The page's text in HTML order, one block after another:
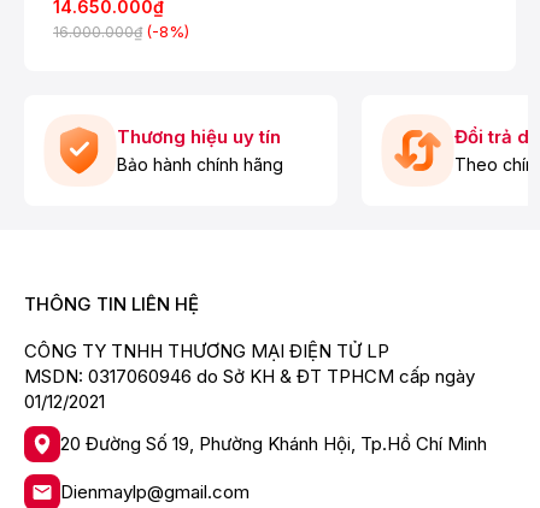
- Công nghệDolby Atmos
ứng âm thanh vòm 3D sống động, mang đến trải
động theo từng khung hình, những vật thể trong tivi
sống động, có chiều sâu như vượt ra khỏi khung hình.
14.650.000₫
16.000.000₫ (-8%)
Thương hiệu uy tín
Bảo hành chính hãng
Đổi trả
Theo
THÔNG TIN LIÊN HỆ
CÔNG TY TNHH THƯƠNG MẠI ĐIỆN TỬ LP
MSDN: 0317060946 do Sở KH & ĐT TPHCM cấp ngày
01/12/2021
20 Đường Số 19, Phường Khánh Hội, Tp.Hồ Chí Minh
Dienmaylp@gmail.com